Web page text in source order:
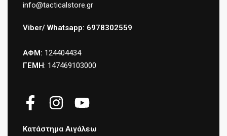
info@tacticalstore.gr
Viber/ Whatsapp: 6978302559
ΑΦΜ: 124404434
ΓΕΜΗ: 147469103000
Κατάστημα Αιγάλεω